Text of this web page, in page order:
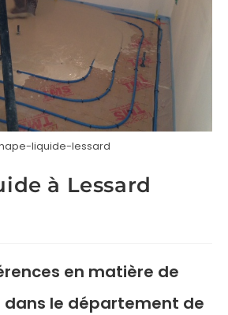
liquide-lessard
à Lessard
en matière de
dans le département de